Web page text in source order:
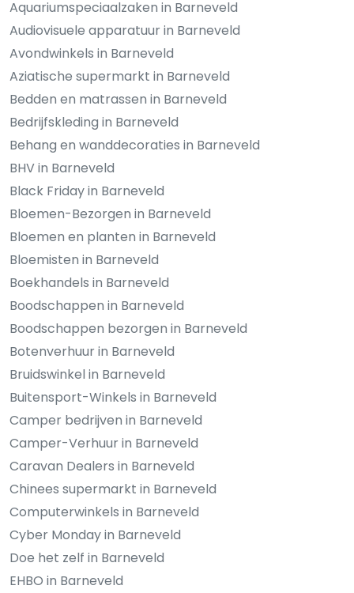
Aquariumspeciaalzaken in Barneveld
Audiovisuele apparatuur in Barneveld
Avondwinkels in Barneveld
Aziatische supermarkt in Barneveld
Bedden en matrassen in Barneveld
Bedrijfskleding in Barneveld
Behang en wanddecoraties in Barneveld
BHV in Barneveld
Black Friday in Barneveld
Bloemen-Bezorgen in Barneveld
Bloemen en planten in Barneveld
Bloemisten in Barneveld
Boekhandels in Barneveld
Boodschappen in Barneveld
Boodschappen bezorgen in Barneveld
Botenverhuur in Barneveld
Bruidswinkel in Barneveld
Buitensport-Winkels in Barneveld
Camper bedrijven in Barneveld
Camper-Verhuur in Barneveld
Caravan Dealers in Barneveld
Chinees supermarkt in Barneveld
Computerwinkels in Barneveld
Cyber Monday in Barneveld
Doe het zelf in Barneveld
EHBO in Barneveld